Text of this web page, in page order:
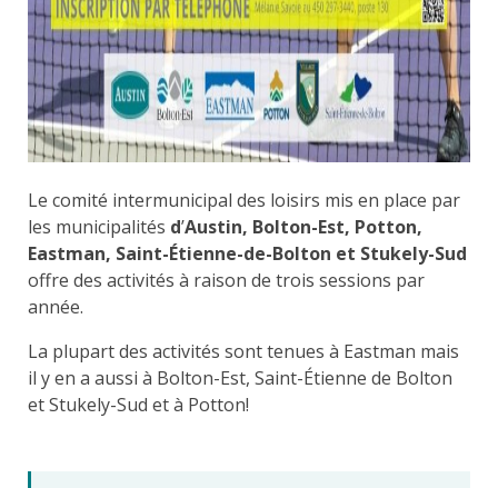
Le comité intermunicipal des loisirs mis en place par
les municipalités d’Austin, Bolton-Est, Potton,
Eastman, Saint-Étienne-de-Bolton et Stukely-Sud
offre des activités à raison de trois sessions par
année.
La plupart des activités sont tenues à Eastman mais
il y en a aussi à Bolton-Est, Saint-Étienne de Bolton
et Stukely-Sud et à Potton!